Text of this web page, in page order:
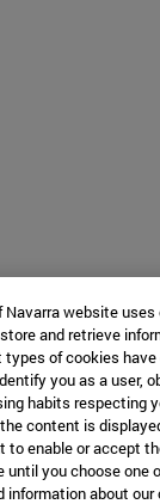
website uses
and retrieve
types of cookies
you as a user,
habits respecting
content is
to enable or accept
until you choose one
information about